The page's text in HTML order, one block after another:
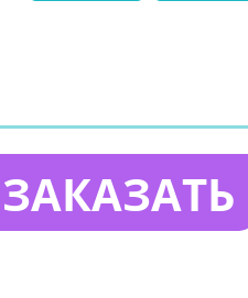
ЗАКАЗАТЬ